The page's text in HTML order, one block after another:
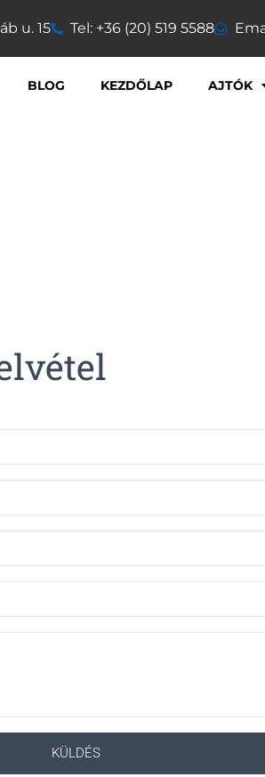
u. 15 Tel: +36 (20) 519 5588
BLOG KEZDŐLAP AJTÓK
KÜLDÉS